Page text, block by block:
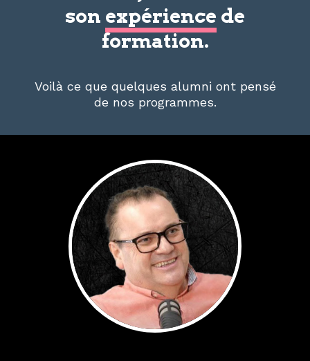
son expérience de
formation.
Voilà ce que quelques alumni ont pensé
de nos programmes.